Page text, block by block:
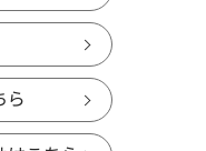
ら